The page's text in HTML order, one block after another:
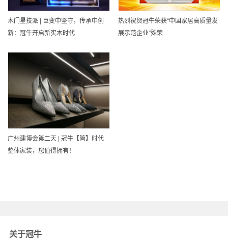
木门星技派 | 巨变中坚守，传承中创
新：冠牛开启新实木时代
热烈祝贺冠牛荣获“中国家居高质量发
展示范企业”殊荣
广州建博会第二天 | 冠牛【简】时代
整体家装，您值得拥有！
关于冠牛